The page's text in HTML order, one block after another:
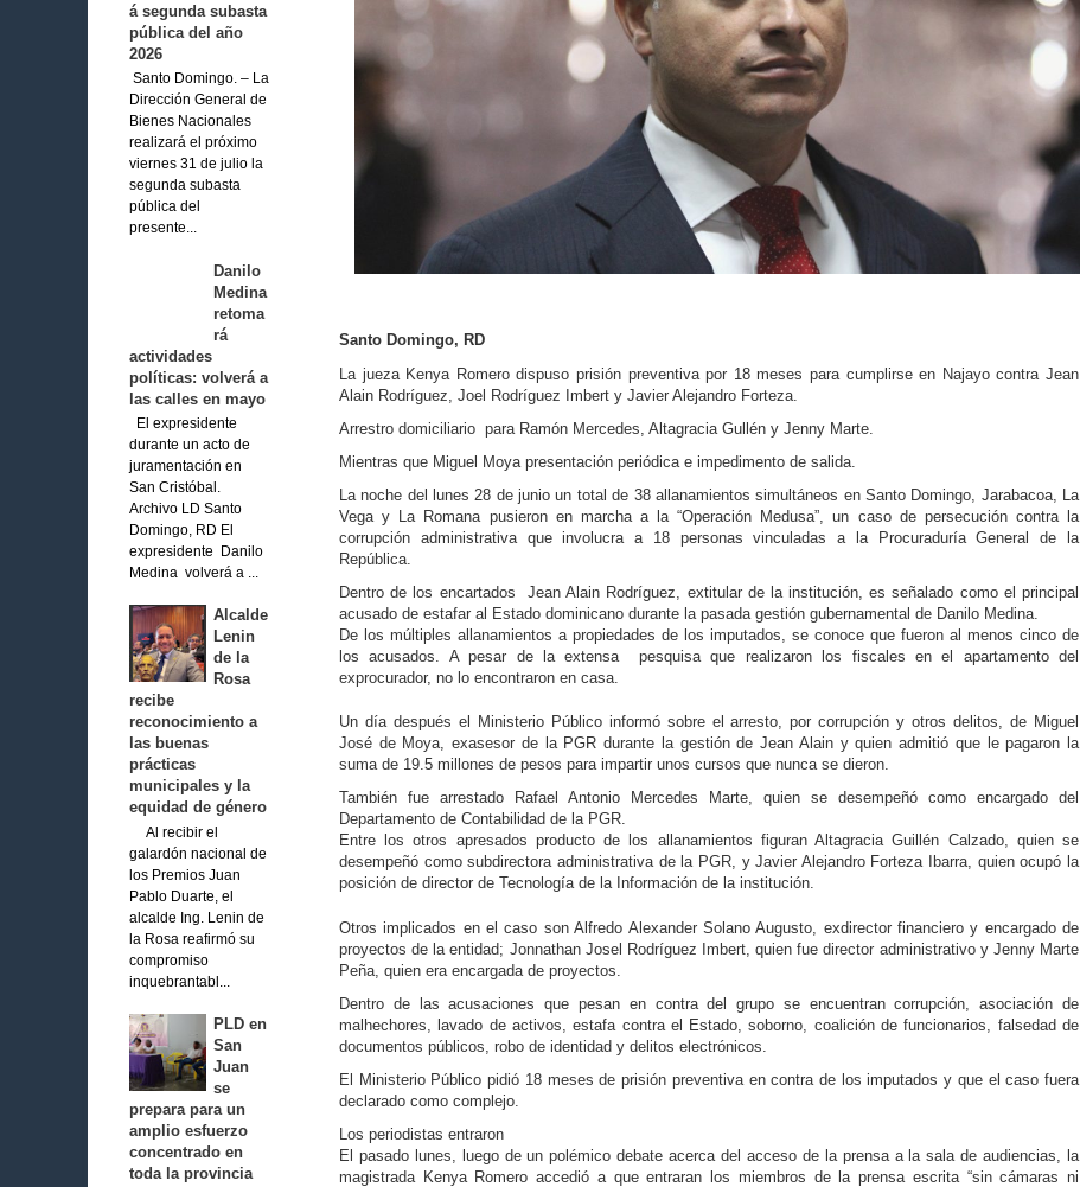
á segunda subasta
pública del año
2026
Santo Domingo. – La
Dirección General de
Bienes Nacionales
realizará el próximo
viernes 31 de julio la
segunda subasta
pública del
presente...
Danilo
Medina
retoma
rá
actividades
políticas: volverá a
las calles en mayo
El expresidente
durante un acto de
juramentación en
San Cristóbal.
Archivo LD Santo
Domingo, RD El
expresidente Danilo
Medina volverá a ...
Alcalde
Lenin
de la
Rosa
recibe
reconocimiento a
las buenas
prácticas
municipales y la
equidad de género
Al recibir el
galardón nacional de
los Premios Juan
Pablo Duarte, el
alcalde Ing. Lenin de
la Rosa reafirmó su
compromiso
inquebrantabl...
PLD en
San
Juan
se
prepara para un
amplio esfuerzo
concentrado en
toda la provincia
Santo Domingo, RD
La jueza Kenya Romero dispuso prisión preventiva por 18 meses para cumplirse en Najayo contra Jean
Alain Rodríguez, Joel Rodríguez Imbert y Javier Alejandro Forteza.
Arrestro domiciliario para Ramón Mercedes, Altagracia Gullén y Jenny Marte.
Mientras que Miguel Moya presentación periódica e impedimento de salida.
La noche del lunes 28 de junio un total de 38 allanamientos simultáneos en Santo Domingo, Jarabacoa, La
Vega y La Romana pusieron en marcha a la “Operación Medusa”, un caso de persecución contra la
corrupción administrativa que involucra a 18 personas vinculadas a la Procuraduría General de la
República.
Dentro de los encartados Jean Alain Rodríguez, extitular de la institución, es señalado como el principal
acusado de estafar al Estado dominicano durante la pasada gestión gubernamental de Danilo Medina.
De los múltiples allanamientos a propiedades de los imputados, se conoce que fueron al menos cinco de
los acusados. A pesar de la extensa pesquisa que realizaron los fiscales en el apartamento del
exprocurador, no lo encontraron en casa.
Un día después el Ministerio Público informó sobre el arresto, por corrupción y otros delitos, de Miguel
José de Moya, exasesor de la PGR durante la gestión de Jean Alain y quien admitió que le pagaron la
suma de 19.5 millones de pesos para impartir unos cursos que nunca se dieron.
También fue arrestado Rafael Antonio Mercedes Marte, quien se desempeñó como encargado del
Departamento de Contabilidad de la PGR.
Entre los otros apresados producto de los allanamientos figuran Altagracia Guillén Calzado, quien se
desempeñó como subdirectora administrativa de la PGR, y Javier Alejandro Forteza Ibarra, quien ocupó la
posición de director de Tecnología de la Información de la institución.
Otros implicados en el caso son Alfredo Alexander Solano Augusto, exdirector financiero y encargado de
proyectos de la entidad; Jonnathan Josel Rodríguez Imbert, quien fue director administrativo y Jenny Marte
Peña, quien era encargada de proyectos.
Dentro de las acusaciones que pesan en contra del grupo se encuentran corrupción, asociación de
malhechores, lavado de activos, estafa contra el Estado, soborno, coalición de funcionarios, falsedad de
documentos públicos, robo de identidad y delitos electrónicos.
El Ministerio Público pidió 18 meses de prisión preventiva en contra de los imputados y que el caso fuera
declarado como complejo.
Los periodistas entraron
El pasado lunes, luego de un polémico debate acerca del acceso de la prensa a la sala de audiencias, la
magistrada Kenya Romero accedió a que entraran los miembros de la prensa escrita “sin cámaras ni